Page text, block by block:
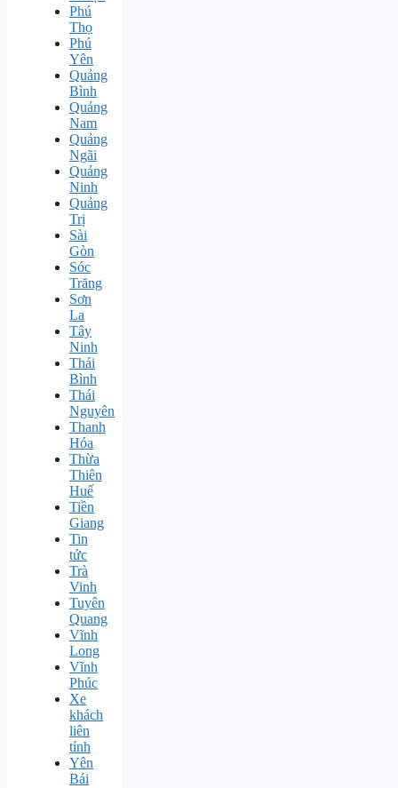
Phú
Thọ
Phú
Yên
Quảng
Bình
Quảng
Nam
Quảng
Ngãi
Quảng
Ninh
Quảng
Trị
Sài
Gòn
Sóc
Trăng
Sơn
La
Tây
Ninh
Thái
Bình
Thái
Nguyên
Thanh
Hóa
Thừa
Thiên
Huế
Tiền
Giang
Tin
tức
Trà
Vinh
Tuyên
Quang
Vĩnh
Long
Vĩnh
Phúc
Xe
khách
liên
tỉnh
Yên
Bái